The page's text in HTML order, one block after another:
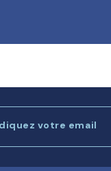
votre email